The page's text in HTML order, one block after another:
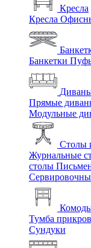
Кресла
Кресла
Банкетки
Прямые
Модульные
Столы
Журнальные
столы
Тумба
Сундуки